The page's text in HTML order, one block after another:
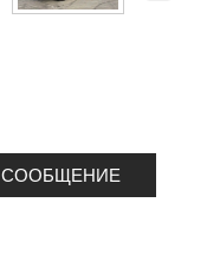
СООБЩЕНИЕ